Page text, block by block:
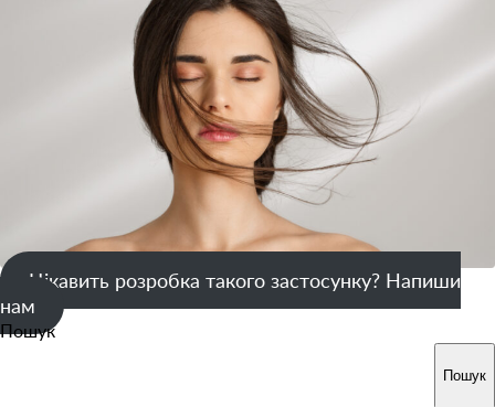
Цікавить розробка такого застосунку? Напиши
нам
Пошук
Пошук